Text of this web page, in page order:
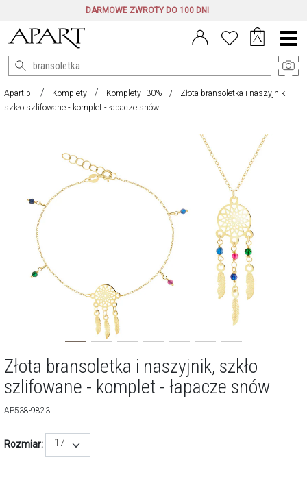
DARMOWE ZWROTY DO 100 DNI
Menu
główne
Apart.pl Komplety Komplety -30%
Złota bransoletka i naszyjnik,
szkło szlifowane - komplet - łapacze snów
Złota bransoletka i naszyjnik, szkło
szlifowane - komplet - łapacze snów
AP538-9823
Rozmiar: 17